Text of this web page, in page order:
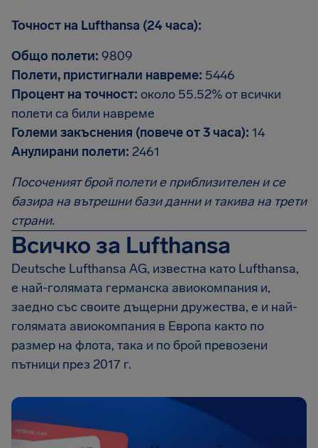
Точност на Lufthansa (24 часа):
Общо полети: 9809
Полети, пристигнали навреме: 5446
Процент на точност: около 55.52% от всички
полети са били навреме
Големи закъснения (повече от 3 часа): 14
Анулирани полети: 2461
Посоченият брой полети е приблизителен и се
базира на вътрешни бази данни и такива на трети
страни.
Всичко за Lufthansa
Deutsche Lufthansa AG, известна като Lufthansa,
е най-голямата германска авиокомпания и,
заедно със своите дъщерни дружества, е и най-
голямата авиокомпания в Европа както по
размер на флота, така и по брой превозени
пътници през 2017 г.